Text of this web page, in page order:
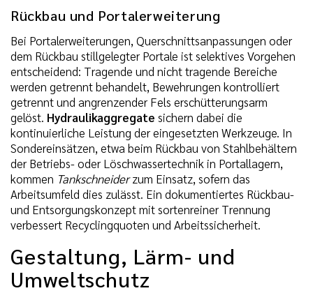
Rückbau und Portalerweiterung
Bei Portalerweiterungen, Querschnittsanpassungen oder
dem Rückbau stillgelegter Portale ist selektives Vorgehen
entscheidend: Tragende und nicht tragende Bereiche
werden getrennt behandelt, Bewehrungen kontrolliert
getrennt und angrenzender Fels erschütterungsarm
gelöst. Hydraulikaggregate sichern dabei die
kontinuierliche Leistung der eingesetzten Werkzeuge. In
Sondereinsätzen, etwa beim Rückbau von Stahlbehältern
der Betriebs- oder Löschwassertechnik in Portallagern,
kommen Tankschneiderzum Einsatz, sofern das
Arbeitsumfeld dies zulässt. Ein dokumentiertes Rückbau-
und Entsorgungskonzept mit sortenreiner Trennung
verbessert Recyclingquoten und Arbeitssicherheit.
Gestaltung, Lärm- und
Umweltschutz